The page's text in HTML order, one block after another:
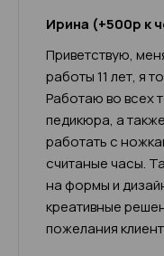
Ирина (+500р к
Приветствую,
работы 11 лет, я
Работаю во всех
педикюра, а
работать с
считаные часы.
на формы и
креативные
пожелания